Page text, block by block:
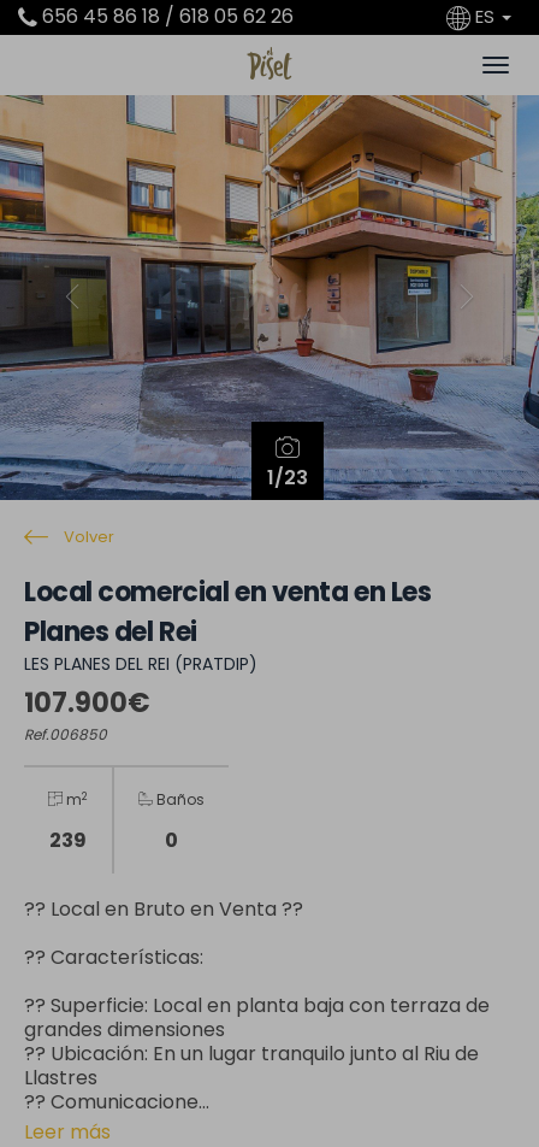
656 45 86 18 / 618 05 62 26 ES
1/23
Previous Next
Volver
Local comercial en venta en Les
Planes del Rei
LES PLANES DEL REI (PRATDIP)
107.900€
Ref.006850
m2
239
Baños
0
?? Local en Bruto en Venta ??
?? Características:
?? Superficie: Local en planta baja con terraza de
grandes dimensiones
?? Ubicación: En un lugar tranquilo junto al Riu de
Llastres
?? Comunicacione...
Leer más